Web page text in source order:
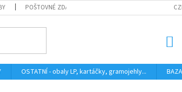
POŠTOVNÉ ZDARMA HODNOCENÍ STAVU
OSTATNÍ - obaly LP, kartáčky, gramojehly...